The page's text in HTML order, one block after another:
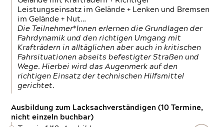
Leistungseinsatz im Gelände + Lenken und Bremsen
im Gelände + Nut…
Die Teilnehmer*Innen erlernen die Grundlagen der
Fahrdynamik und den richtigen Umgang mit
Krafträdern in alltäglichen aber auch in kritischen
Fahrsituationen abseits befestigter Straßen und
Wege. Hierbei wird das Augenmerk auf den
richtigen Einsatz der technischen Hilfsmittel
gerichtet.
Ausbildung zum Lacksachverständigen (10 Termine,
nicht einzeln buchbar)